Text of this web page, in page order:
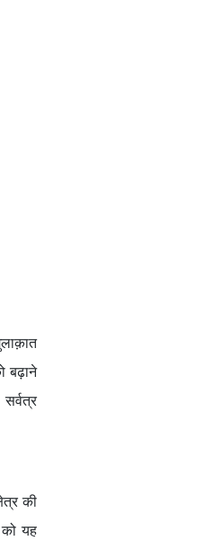
बढ़ाने
की
को यह